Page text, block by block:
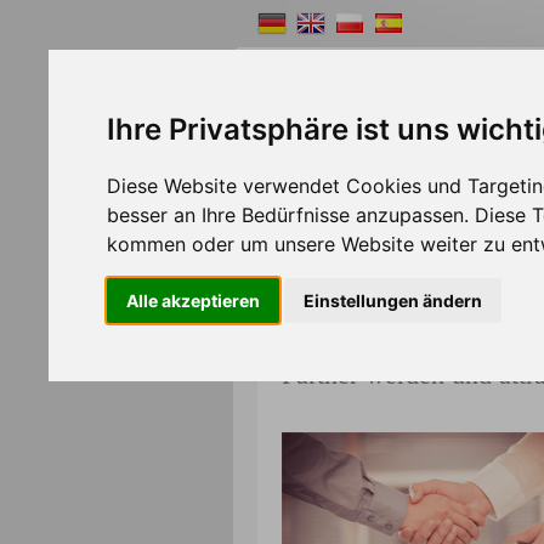
Ihre Privatsphäre ist uns
Diese Website verwendet Cookies und
besser an Ihre Bedürfnisse anzupassen. Diese
kommen oder um unsere Website weiter zu
Alle akzeptieren Einstellungen ändern
Shopsystem
Home >> Partner
Partner werden und